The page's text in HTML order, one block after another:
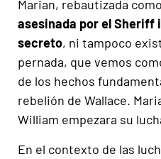
Marian, rebautizada
asesinada por el Sheriff
secreto, ni tampoco
pernada, que vemos
de los hechos
rebelión de Wallace.
William empezara su
En el contexto de las